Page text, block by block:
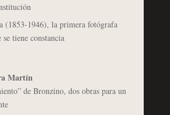
(1853-1946), la primera fotógrafa
se tiene constancia
Martín
de Bronzino, dos obras para un